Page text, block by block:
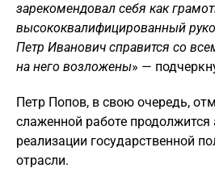
зарекомендовал себя как
высококвалифицированный
Петр Иванович справится со
на него возложены» —
Петр Попов, в свою очередь,
слаженной работе продолжится
реализации государственной
отрасли.